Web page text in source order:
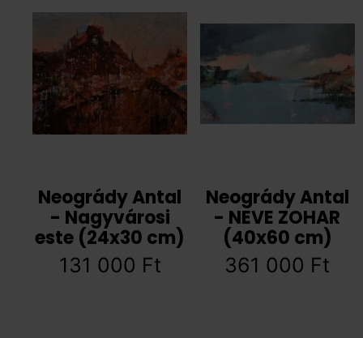
Neogrády Antal
- Nagyvárosi
este (24x30 cm)
131 000 Ft
Neogrády Antal
- NEVE ZOHAR
(40x60 cm)
361 000 Ft